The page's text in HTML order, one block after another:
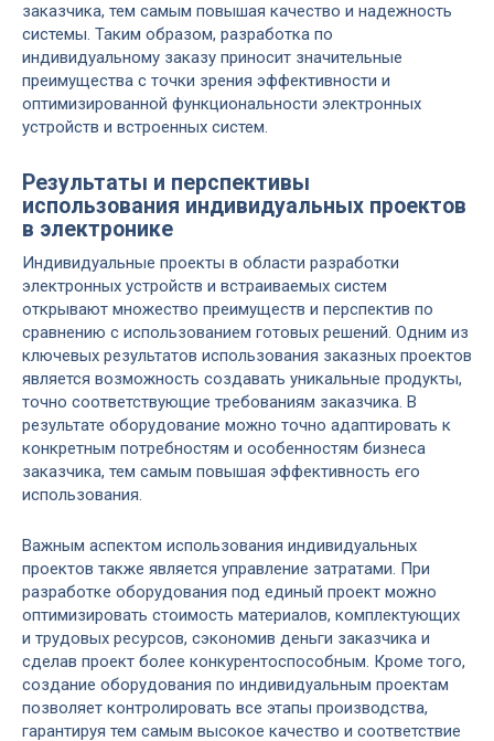
заказчика, тем самым повышая качество и надежность
системы. Таким образом, разработка по
индивидуальному заказу приносит значительные
преимущества с точки зрения эффективности и
оптимизированной функциональности электронных
устройств и встроенных систем.
Результаты и перспективы
использования индивидуальных проектов
в электронике
Индивидуальные проекты в области разработки
электронных устройств и встраиваемых систем
открывают множество преимуществ и перспектив по
сравнению с использованием готовых решений. Одним из
ключевых результатов использования заказных проектов
является возможность создавать уникальные продукты,
точно соответствующие требованиям заказчика. В
результате оборудование можно точно адаптировать к
конкретным потребностям и особенностям бизнеса
заказчика, тем самым повышая эффективность его
использования.
Важным аспектом использования индивидуальных
проектов также является управление затратами. При
разработке оборудования под единый проект можно
оптимизировать стоимость материалов, комплектующих
и трудовых ресурсов, сэкономив деньги заказчика и
сделав проект более конкурентоспособным. Кроме того,
создание оборудования по индивидуальным проектам
позволяет контролировать все этапы производства,
гарантируя тем самым высокое качество и соответствие